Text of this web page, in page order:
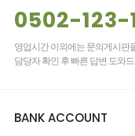
0502-123-
영업시간 이외에는 문의게시판
담당자 확인 후 빠른 답변 도와
BANK ACCOUNT